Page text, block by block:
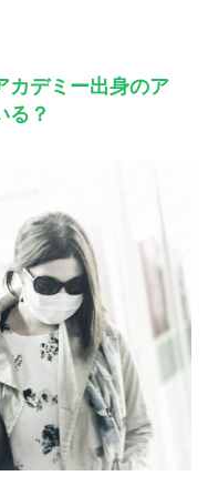
カデミー出身のア
る？